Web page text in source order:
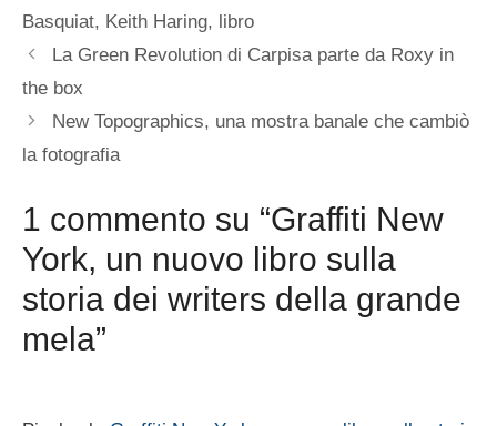
Basquiat, Keith Haring, libro
La Green Revolution di Carpisa parte da Roxy in
the box
New Topographics, una mostra banale che cambiò
la fotografia
1 commento su “Graffiti New
York, un nuovo libro sulla
storia dei writers della grande
mela”